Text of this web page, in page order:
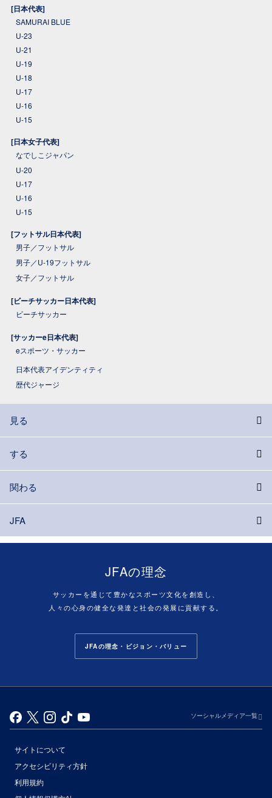
[日本代表]
SAMURAI BLUE
U-23
U-21
U-19
U-18
U-17
U-16
U-15
[日本女子代表]
なでしこジャパン
U-20
U-17
U-16
U-15
[フットサル日本代表]
男子／フットサル
男子／U-19フットサル
女子／フットサル
[ビーチサッカー日本代表]
ビーチサッカー
[サッカーe日本代表]
eスポーツ・サッカー
日本代表アイデンティティ
歴代ジャージ
見る
する
関わる
JFA
JFAの理念
サッカーを通じて豊かなスポーツ文化を創造し、
人々の心身の健全な発達と社会の発展に貢献する。
JFAの理念・ビジョン・バリュー
ソーシャルメディア一覧
サイトについて
アクセシビリティ方針
利用規約